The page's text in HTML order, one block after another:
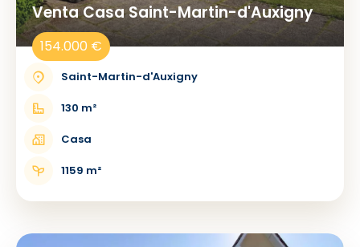
Venta Casa Saint-Martin-d'Auxigny
154.000 €
Saint-Martin-d'Auxigny
130 m²
Casa
1159 m²